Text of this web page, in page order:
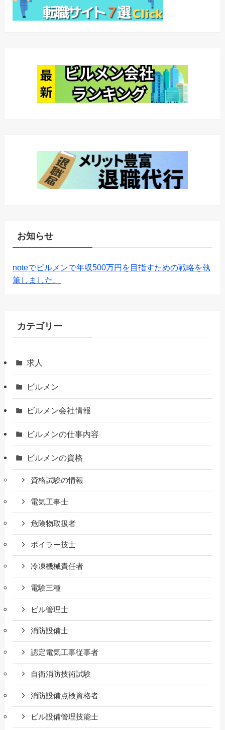
お知らせ
noteでビルメンで年収500万円を目指すための戦略を執
筆しました。
カテゴリー
求人
ビルメン
ビルメン会社情報
ビルメンの仕事内容
ビルメンの資格
資格試験の情報
電気工事士
危険物取扱者
ボイラー技士
冷凍機械責任者
電験三種
ビル管理士
消防設備士
認定電気工事従事者
自衛消防技術試験
消防設備点検資格者
ビル設備管理技能士